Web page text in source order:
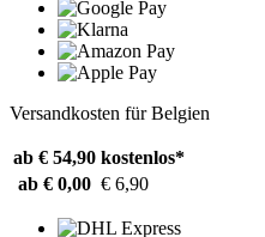
Versandkosten für Belgien
ab € 54,90 kostenlos*
ab € 0,00 € 6,90